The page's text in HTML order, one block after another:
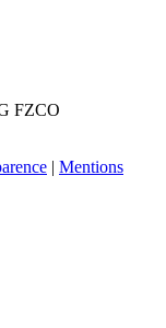
FZCO
| Mentions